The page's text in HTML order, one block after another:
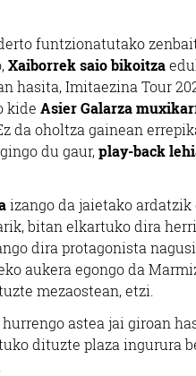
funtzionatutako
Xaiborrek saio bikoitza
hasita, Imitaezina Tour
kide Asier Galarza
da oholtza gainean
du gaur,play-back
izango da jaietako
bitan elkartuko dira
dira protagonista
aukera egongo da
mezaostean, etzi.
astea jai giroan
dituzte plaza ingurura